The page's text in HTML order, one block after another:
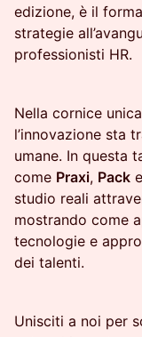
edizione, è il
strategie
professionisti HR.
Nella cornice
l’innovazione sta
umane. In questa
come Praxi, Pack e
studio reali
mostrando come
tecnologie e
dei talenti.
Unisciti a noi per